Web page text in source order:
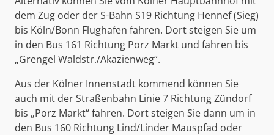
dem Zug oder der S-Bahn S19 Richtung Hennef (Sieg)
bis Köln/Bonn Flughafen fahren. Dort steigen Sie um
in den Bus 161 Richtung Porz Markt und fahren bis
„Grengel Waldstr./Akazienweg“.
Aus der Kölner Innenstadt kommend können Sie
auch mit der Straßenbahn Linie 7 Richtung Zündorf
bis „Porz Markt“ fahren. Dort steigen Sie dann um in
den Bus 160 Richtung Lind/Linder Mauspfad oder